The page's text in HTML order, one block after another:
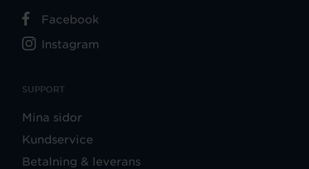
SUPPORT
Mina sidor
Kundservice
Betalning & leverans
Facebook
Instagram